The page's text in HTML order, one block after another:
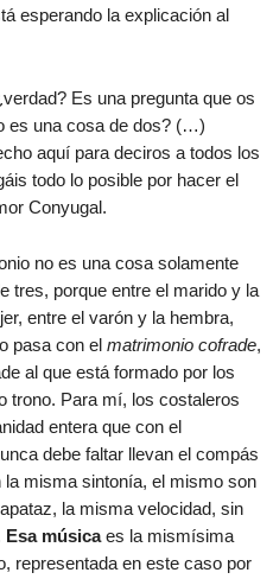
esperando la explicación al
Es una pregunta que os
es una cosa de dos? (…)
aquí para deciros a todos los
todo lo posible por hacer el
Conyugal.
no es una cosa solamente
tres, porque entre el marido y la
entre el varón y la hembra,
pasa con el matrimonio cofrade,
al que está formado por los
trono. Para mí, los costaleros
entera que con el
debe faltar llevan el compás
misma sintonía, el mismo son
la misma velocidad, sin
Esa músicaes la mismísima
representada en este caso por